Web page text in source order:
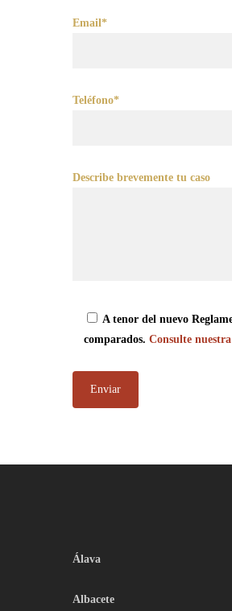
Email*
Teléfono*
Describe brevemente tu caso
A tenor del nuevo
comparados.Consulte
Álava
Albacete